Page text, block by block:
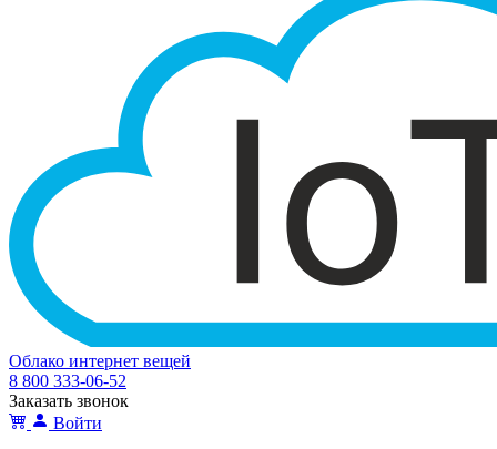
Облако интернет вещей
8 800 333-06-52
Заказать звонок
Войти